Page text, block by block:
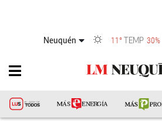
Neuquén 11° TEMP 30%